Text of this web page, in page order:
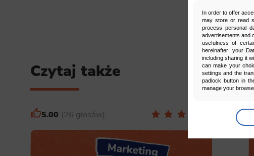
In order to offer
may store or read
process personal
advertisements and
usefulness of
hereinafter: your
including sharing it
can make your
settings and the
padlock button in
manage your
Manage
Czytaj także
5.00 26 głosów